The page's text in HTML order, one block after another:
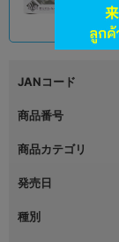
品切状態
JANコード
商品番号
商品カテゴリ
発売日
種別